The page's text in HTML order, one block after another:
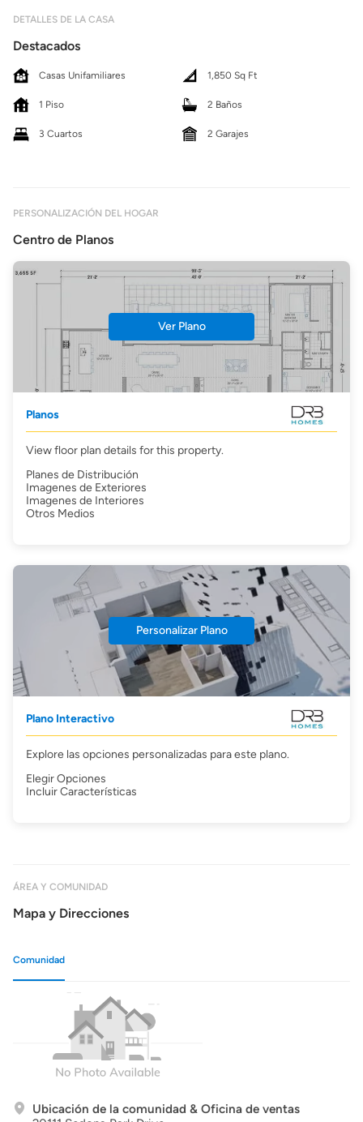
DETALLES DE LA CASA
Destacados
Casas Unifamiliares 1,850 Sq Ft
1 Piso 2 Baños
3 Cuartos 2 Garajes
PERSONALIZACIÓN DEL HOGAR
Centro de Planos
Ver Plano
Planos
View floor plan details for this property.
Planes de Distribución
Imagenes de Exteriores
Imagenes de Interiores
Otros Medios
Personalizar Plano
Plano Interactivo
Explore las opciones personalizadas para este plano.
Elegir Opciones
Incluir Características
ÁREA Y COMUNIDAD
Mapa y Direcciones
Comunidad
Ubicación de la comunidad & Oficina de ventas